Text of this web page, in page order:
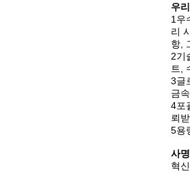
우
1우
리
항,
2기
트,
3글
금
4포
뢰
5용
사
혁